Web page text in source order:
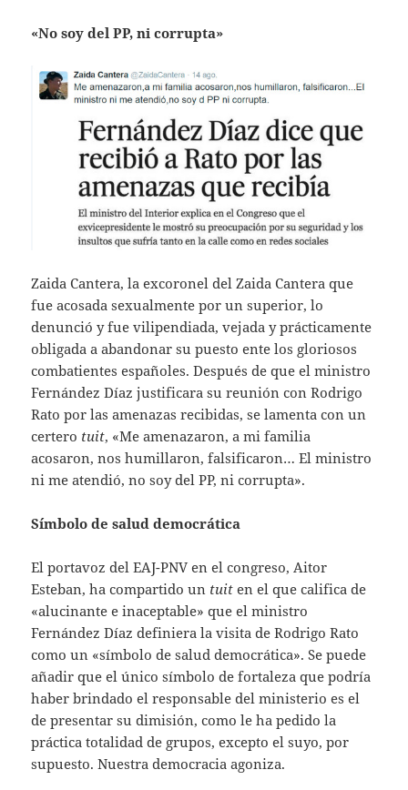
«No soy del PP, ni corrupta»
Zaida Cantera, la excoronel del Zaida Cantera que
fue acosada sexualmente por un superior, lo
denunció y fue vilipendiada, vejada y prácticamente
obligada a abandonar su puesto ente los gloriosos
combatientes españoles. Después de que el ministro
Fernández Díaz justificara su reunión con Rodrigo
Rato por las amenazas recibidas, se lamenta con un
certero tuit, «Me amenazaron, a mi familia
acosaron, nos humillaron, falsificaron… El ministro
ni me atendió, no soy del PP, ni corrupta».
Símbolo de salud democrática
El portavoz del EAJ-PNV en el congreso, Aitor
Esteban, ha compartido un tuit en el que califica de
«alucinante e inaceptable» que el ministro
Fernández Díaz definiera la visita de Rodrigo Rato
como un «símbolo de salud democrática». Se puede
añadir que el único símbolo de fortaleza que podría
haber brindado el responsable del ministerio es el
de presentar su dimisión, como le ha pedido la
práctica totalidad de grupos, excepto el suyo, por
supuesto. Nuestra democracia agoniza.